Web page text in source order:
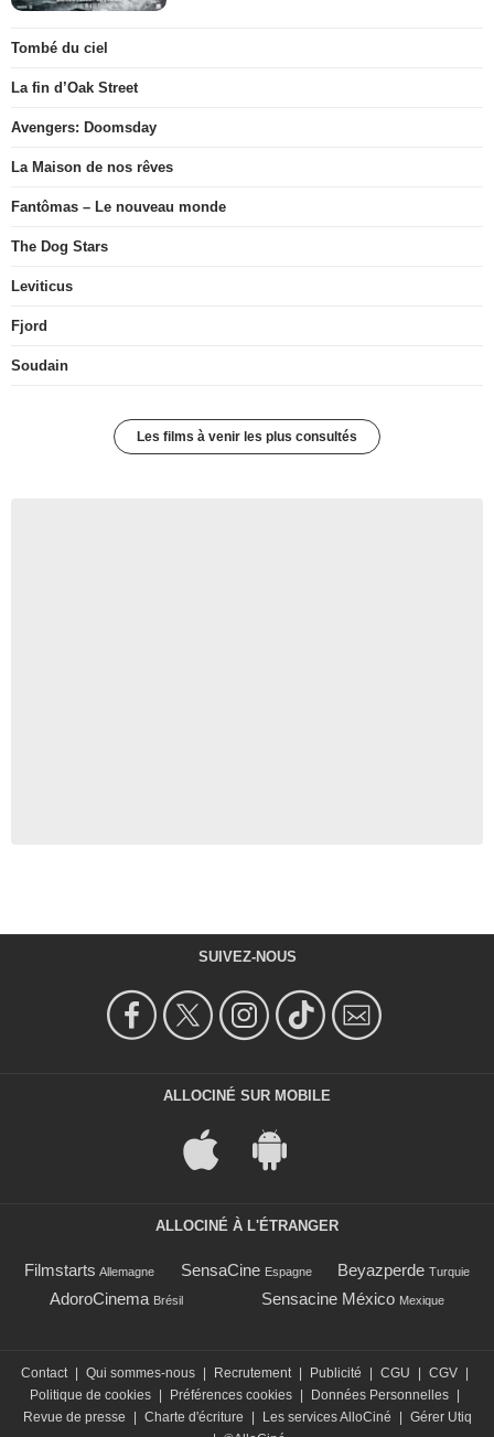
Tombé du ciel
La fin d’Oak Street
Avengers: Doomsday
La Maison de nos rêves
Fantômas – Le nouveau monde
The Dog Stars
Leviticus
Fjord
Soudain
Les films à venir les plus consultés
SUIVEZ-NOUS
ALLOCINÉ SUR MOBILE
ALLOCINÉ À L'ÉTRANGER
Filmstarts Allemagne SensaCine Espagne Beyazperde Turquie
AdoroCinema Brésil Sensacine México Mexique
Contact | Qui sommes-nous | Recrutement | Publicité | CGU | CGV |
Politique de cookies | Préférences cookies | Données Personnelles |
Revue de presse
| Charte d'écriture | Les services AlloCiné | Gérer Utiq